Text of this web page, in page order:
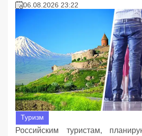
06.08.2026 23:22
Туризм
Российским туристам,